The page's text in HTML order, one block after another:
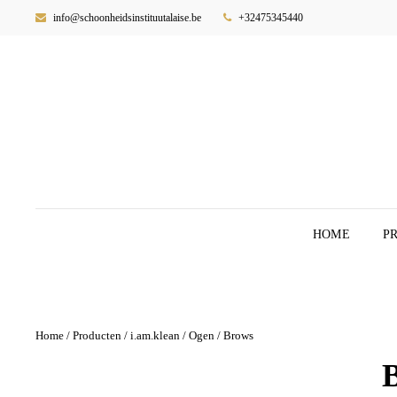
info@schoonheidsinstituutalaise.be +32475345440
HOME
Home / Producten / i.am.klean / Ogen / Brows